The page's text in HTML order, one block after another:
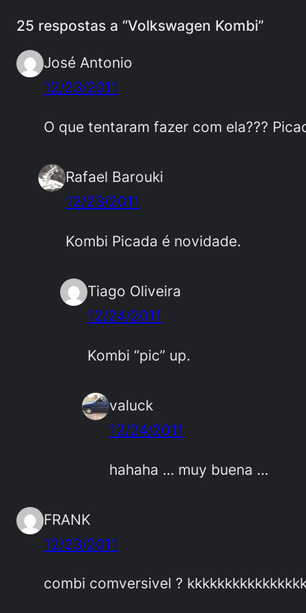
25 respostas a “Volkswagen Kombi”
José Antonio
12/23/2011
O que tentaram fazer com ela???
Rafael Barouki
12/23/2011
Kombi Picada é novidade.
Tiago Oliveira
12/24/2011
Kombi “pic” up.
valuck
12/24/2011
hahaha … muy buena …
FRANK
12/23/2011
combi comversivel ?